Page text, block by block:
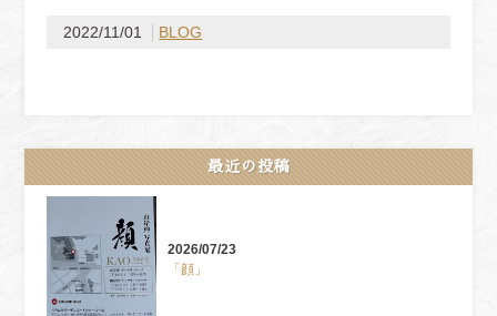
2022/11/01 BLOG
最近の投稿
2026/07/23
「顔」